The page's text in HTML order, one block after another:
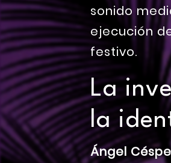
sonido
ejecución
festivo.
La
la
Ángel